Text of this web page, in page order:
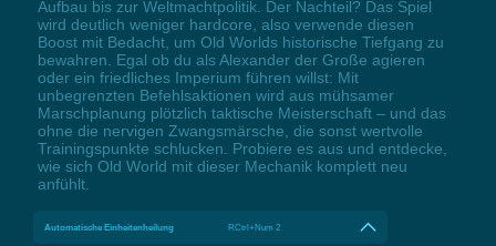
Aufbau bis zur Weltmachtpolitik. Der Nachteil? Das Spiel
wird deutlich weniger hardcore, also verwende diesen
Boost mit Bedacht, um Old Worlds historische Tiefgang zu
bewahren. Egal ob du als Alexander der Große agieren
oder ein friedliches Imperium führen willst: Mit
unbegrenzten Befehlsaktionen wird aus mühsamer
Marschplanung plötzlich taktische Meisterschaft – und das
ohne die nervigen Zwangsmärsche, die sonst wertvolle
Trainingspunkte schlucken. Probiere es aus und entdecke,
wie sich Old World mit dieser Mechanik komplett neu
anfühlt.
Automatische Einheitenheilung RCtrl+Num 2